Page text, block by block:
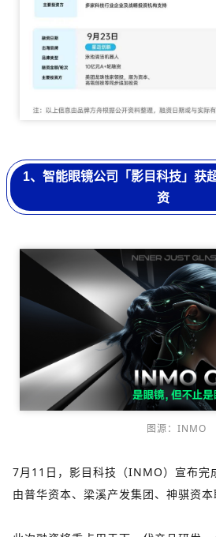
1、智能眼镜公司「影目科技」获
资
图源：INMO
7月11日，影目科技（INMO）宣布完
由普华资本、梁溪产发集团、神骐资本